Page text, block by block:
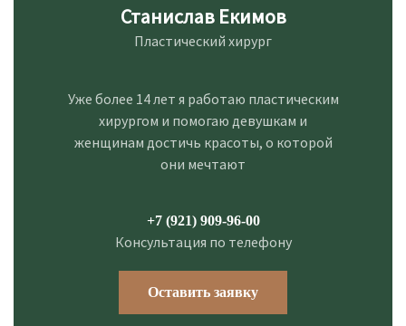
Станислав Екимов
Пластический хирург
Уже более 14 лет я работаю пластическим
хирургом и помогаю девушкам и
женщинам достичь красоты, о которой
они мечтают
+7 (921) 909-96-00
Консультация по телефону
Оставить заявку